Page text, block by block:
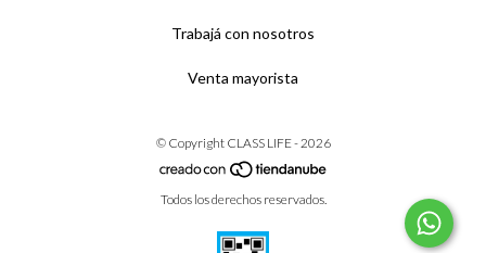
Trabajá con nosotros
Venta mayorista
© Copyright CLASS LIFE - 2026
Todos los derechos reservados.